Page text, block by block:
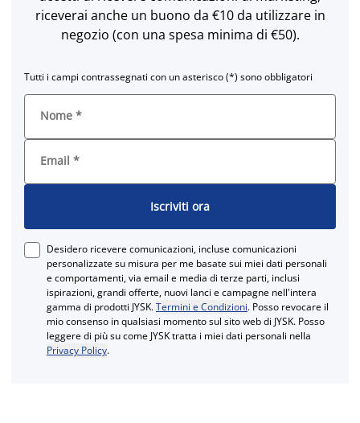
riceverai anche un buono da €10 da utilizzare in
negozio (con una spesa minima di €50).
Tutti i campi contrassegnati con un asterisco (*) sono obbligatori
Nome *
Email *
Iscriviti ora
Desidero ricevere comunicazioni, incluse comunicazioni
personalizzate su misura per me basate sui miei dati personali
e comportamenti, via email e media di terze parti, inclusi
ispirazioni, grandi offerte, nuovi lanci e campagne nell'intera
gamma di prodotti JYSK.Termini e Condizioni. Posso revocare il
mio consenso in qualsiasi momento sul sito web di JYSK. Posso
leggere di più su come JYSK tratta i miei dati personali nella
Privacy Policy.